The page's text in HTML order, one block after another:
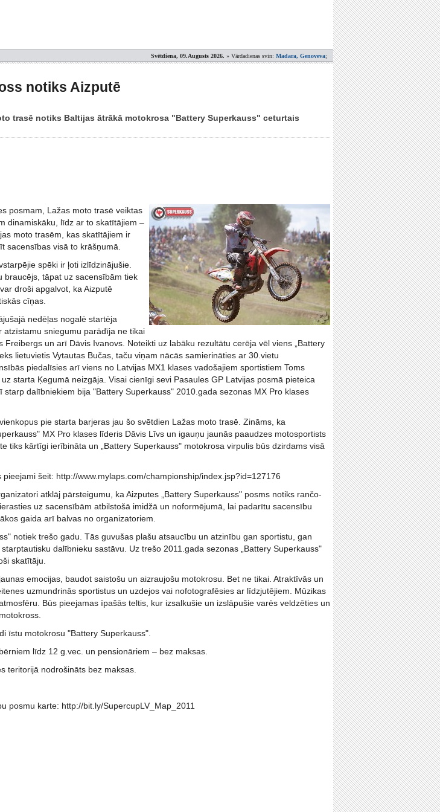
Svētdiena, 09.Augusts 2026. » Vārdadienas svin: Madara, Genoveva;
notiks Aizputē
trasē notiks Baltijas ātrākā motokrosa "Battery Superkauss" ceturtais
posmam, Lažas moto trasē veiktas
dinamiskāku, līdz ar to skatītājiem –
moto trasēm, kas skatītājiem ir
sacensības visā to krāšņumā.
spēki ir ļoti izlīdzinājušie.
braucējs, tāpat uz sacensībām tiek
droši apgalvot, ka Aizputē
cīņas.
nedēļas nogalē startēja
atzīstamu sniegumu parādīja ne tikai
un arī Dāvis Ivanovs. Noteikti uz labāku rezultātu cerēja vēl viens „Battery
lietuvietis Vytautas Bučas, taču viņam nācās samierināties ar 30.vietu
piedalīsies arī viens no Latvijas MX1 klases vadošajiem sportistiem Toms
starta Ķegumā neizgāja. Visai cienīgi sevi Pasaules GP Latvijas posmā pieteica
dalībniekiem bija "Battery Superkauss" 2010.gada sezonas MX Pro klases
pie starta barjeras jau šo svētdien Lažas moto trasē. Zināms, ka
MX Pro klases līderis Dāvis Līvs un igauņu jaunās paaudzes motosportists
tiks kārtīgi ierībināta un „Battery Superkauss" motokrosa virpulis būs dzirdams visā
šeit: http://www.mylaps.com/championship/index.jsp?id=127176
atklāj pārsteigumu, ka Aizputes „Battery Superkauss" posms notiks rančo-
uz sacensībām atbilstošā imidžā un noformējumā, lai padarītu sacensību
gaida arī balvas no organizatoriem.
notiek trešo gadu. Tās guvušas plašu atsaucību un atzinību gan sportistu, gan
dalībnieku sastāvu. Uz trešo 2011.gada sezonas „Battery Superkauss"
skatītāju.
emocijas, baudot saistošu un aizraujošu motokrosu. Bet ne tikai. Atraktīvās un
uzmundrinās sportistus un uzdejos vai nofotografēsies ar līdzjutējiem. Mūzikas
Būs pieejamas īpašās teltis, kur izsalkušie un izslāpušie varēs veldzēties un
īstu motokrosu "Battery Superkauss".
līdz 12 g.vec. un pensionāriem – bez maksas.
teritorijā nodrošināts bez maksas.
posmu karte: http://bit.ly/SupercupLV_Map_2011